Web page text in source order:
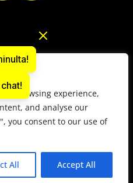
browsing experience,
and analyse our
you consent to our use of
All Accept All
sissos.com
9
All Rights Reserved.